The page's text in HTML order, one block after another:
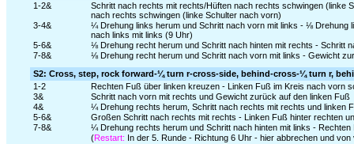
1-2&
Schritt nach rechts mit rechts/Hüften nach rechts schwingen (linke
nach rechts schwingen (linke Schulter nach vorn)
3-4&
¼ Drehung links herum und Schritt nach vorn mit links - ⅛
nach links mit links (9 Uhr)
5-6&
⅛ Drehung recht herum und Schritt nach hinten mit rechts - Schritt
7-8&
⅛ Drehung recht herum und Schritt nach vorn mit links - Gewicht
S2: Cross, step, rock forward-¼ turn r-cross-side, behind-cross-¼ turn r,
1-2
Rechten Fuß über linken kreuzen - Linken Fuß im Kreis nach vorn
3&
Schritt nach vorn mit rechts und Gewicht zurück auf den linken Fuß
4&
¼ Drehung rechts herum, Schritt nach rechts mit rechts und linken
5-6&
Großen Schritt nach rechts mit rechts - Linken Fuß hinter rechten
7-8&
¼ Drehung rechts herum und Schritt nach hinten mit links -
(Restart: In der 5. Runde - Richtung 6 Uhr - hier abbrechen und von